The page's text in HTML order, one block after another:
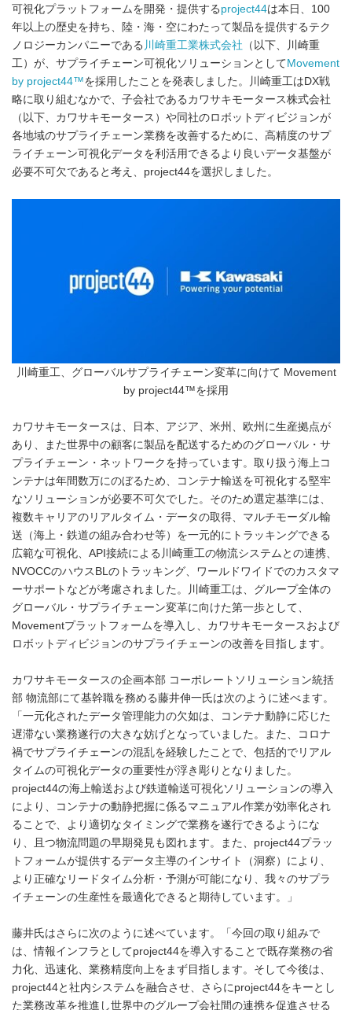
可視化プラットフォームを開発・提供する project44は本日、100
年以上の歴史を持ち、陸・海・空にわたって製品を提供するテク
ノロジーカンパニーである 川崎重工業株式会社 （以下、川崎重
工）が、サプライチェーン可視化ソリューションとして Movement
by project44™を採用したことを発表しました。川崎重工はDX戦
略に取り組むなかで、子会社であるカワサキモータース株式会社
（以下、カワサキモータース）や同社のロボットディビジョンが
各地域のサプライチェーン業務を改善するために、高精度のサプ
ライチェーン可視化データを利活用できるより良いデータ基盤が
必要不可欠であると考え、project44を選択しました。
川崎重工、グローバルサプライチェーン変革に向けて Movement
by project44™を採用
カワサキモータースは、日本、アジア、米州、欧州に生産拠点が
あり、また世界中の顧客に製品を配送するためのグローバル・サ
プライチェーン・ネットワークを持っています。取り扱う海上コ
ンテナは年間数万にのぼるため、コンテナ輸送を可視化する堅牢
なソリューションが必要不可欠でした。そのため選定基準には、
複数キャリアのリアルタイム・データの取得、マルチモーダル輸
送（海上・鉄道の組み合わせ等）を一元的にトラッキングできる
広範な可視化、API接続による川崎重工の物流システムとの連携、
NVOCCのハウスBLのトラッキング、ワールドワイドでのカスタマ
ーサポートなどが考慮されました。川崎重工は、グループ全体の
グローバル・サプライチェーン変革に向けた第一歩として、
Movementプラットフォームを導入し、カワサキモータースおよび
ロボットディビジョンのサプライチェーンの改善を目指します。
カワサキモータースの企画本部 コーポレートソリューション統括
部 物流部にて基幹職を務める藤井伸一氏は次のように述べます。
「一元化されたデータ管理能力の欠如は、コンテナ動静に応じた
遅滞ない業務遂行の大きな妨げとなっていました。また、コロナ
禍でサプライチェーンの混乱を経験したことで、包括的でリアル
タイムの可視化データの重要性が浮き彫りとなりました。
project44の海上輸送および鉄道輸送可視化ソリューションの導入
により、コンテナの動静把握に係るマニュアル作業が効率化され
ることで、より適切なタイミングで業務を遂行できるようにな
り、且つ物流問題の早期発見も図れます。また、project44プラッ
トフォームが提供するデータ主導のインサイト（洞察）により、
より正確なリードタイム分析・予測が可能になり、我々のサプラ
イチェーンの生産性を最適化できると期待しています。」
藤井氏はさらに次のように述べています。「今回の取り組みで
は、情報インフラとしてproject44を導入することで既存業務の省
力化、迅速化、業務精度向上をまず目指します。そして今後は、
project44と社内システムを融合させ、さらにproject44をキーとし
た業務改革を推進し世界中のグループ会社間の連携を促進させる